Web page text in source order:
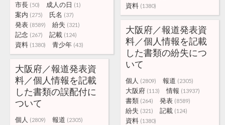
市長 (50) 成人の日 (1)
案内 (275) 氏名 (37)
発表 (8589) 紛失 (321)
記念 (267) 記載 (124)
資料 (1380) 青少年 (43)
資料 (1380)
大阪府／報道発表資
料／個人情報を記載
した書類の紛失につ
いて
個人 (2809) 報道 (2305)
大阪府 (113) 情報 (13937)
書類 (264) 発表 (8589)
紛失 (321) 記載 (124)
資料 (1380)
大阪府／報道発表資
料／個人情報を記載
した書類の誤配付に
ついて
個人 (2809) 報道 (2305)